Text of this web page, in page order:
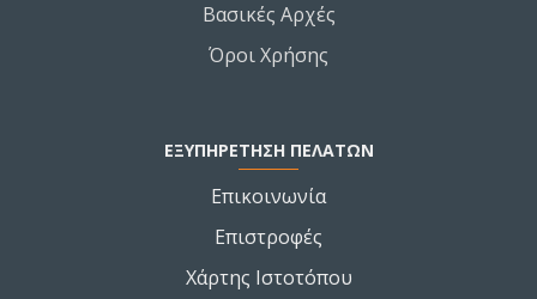
Βασικές Αρχές
Όροι Χρήσης
ΕΞΥΠΗΡΕΤΗΣΗ ΠΕΛΑΤΩΝ
Επικοινωνία
Επιστροφές
Χάρτης Ιστοτόπου